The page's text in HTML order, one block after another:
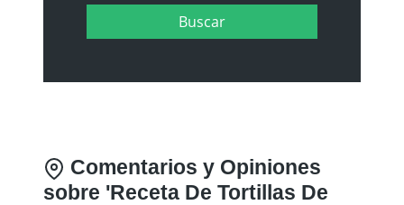
Comentarios y Opiniones
sobre 'Receta De Tortillas De